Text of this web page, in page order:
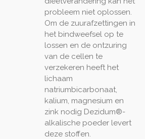
probleem niet oplossen.
Om de zuurafzettingen in
het bindweefsel op te
lossen en de ontzuring
van de cellen te
verzekeren heeft het
lichaam
natriumbicarbonaat,
kalium, magnesium en
zink nodig Dezidum®-
alkalische poeder levert
deze stoffen.